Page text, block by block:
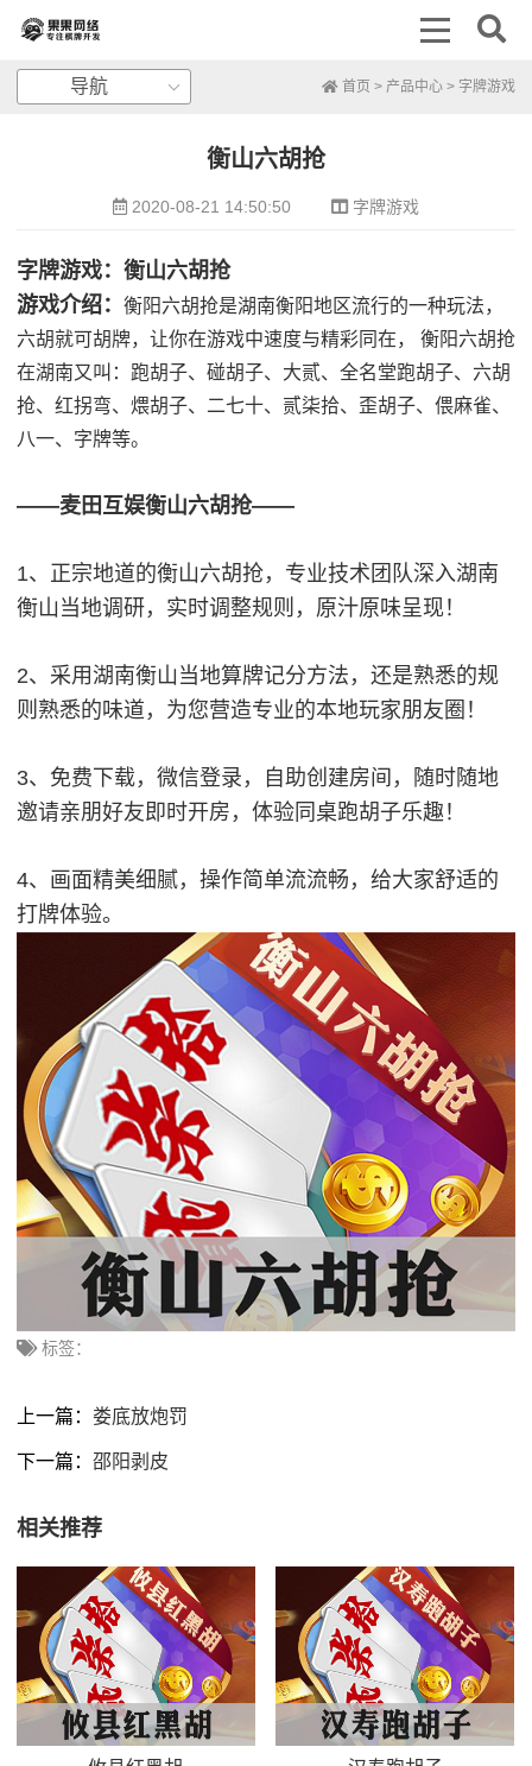
导航 首页 > 产品中心 > 字牌游戏
衡山六胡抢
2020-08-21 14:50:50 字牌游戏
字牌游戏：衡山六胡抢
游戏介绍： 衡阳六胡抢是湖南衡阳地区流行的一种玩法，
六胡就可胡牌，让你在游戏中速度与精彩同在， 衡阳六胡抢
在湖南又叫：跑胡子、碰胡子、大贰、全名堂跑胡子、六胡
抢、红拐弯、煨胡子、二七十、贰柒拾、歪胡子、偎麻雀、
八一、字牌等。
——麦田互娱衡山六胡抢——
1、正宗地道的衡山六胡抢，专业技术团队深入湖南
衡山当地调研，实时调整规则，原汁原味呈现！
2、采用湖南衡山当地算牌记分方法，还是熟悉的规
则熟悉的味道，为您营造专业的本地玩家朋友圈！
3、免费下载，微信登录，自助创建房间，随时随地
邀请亲朋好友即时开房，体验同桌跑胡子乐趣！
4、画面精美细腻，操作简单流流畅，给大家舒适的
打牌体验。
标签：
上一篇： 娄底放炮罚
下一篇： 邵阳剥皮
相关推荐